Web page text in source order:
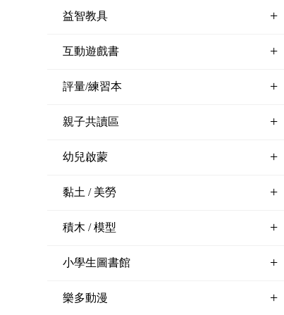
益智教具 +
互動遊戲書 +
評量/練習本 +
親子共讀區 +
幼兒啟蒙 +
黏土 / 美勞 +
積木 / 模型 +
小學生圖書館 +
樂多動漫 +